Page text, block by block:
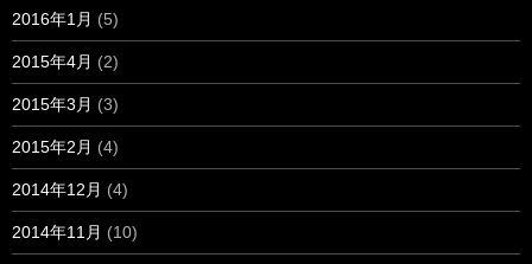
2016年1月 (5)
2015年4月 (2)
2015年3月 (3)
2015年2月 (4)
2014年12月 (4)
2014年11月 (10)